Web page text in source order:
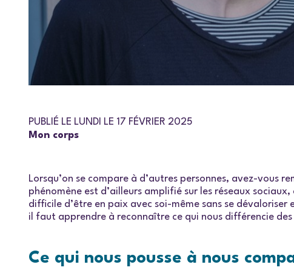
PUBLIÉ LE LUNDI LE 17 FÉVRIER 2025
Mon corps
Lorsqu’on se compare à d’autres personnes, avez-vous
phénomène est d’ailleurs amplifié sur les réseaux
difficile d’être en paix avec soi-même sans se
il faut apprendre à reconnaître ce qui nous différencie
Ce qui nous pousse à nous